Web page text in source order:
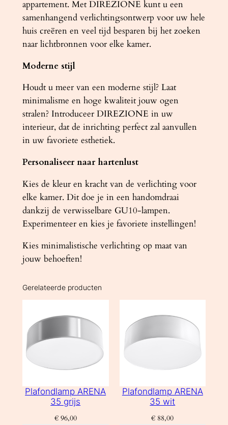
appartement. Met DIREZIONE kunt u een
samenhangend verlichtingsontwerp voor uw hele
huis creëren en veel tijd besparen bij het zoeken
naar lichtbronnen voor elke kamer.
Moderne stijl
Houdt u meer van een moderne stijl? Laat
minimalisme en hoge kwaliteit jouw ogen
stralen? Introduceer DIREZIONE in uw
interieur, dat de inrichting perfect zal aanvullen
in uw favoriete esthetiek.
Personaliseer naar hartenlust
Kies de kleur en kracht van de verlichting voor
elke kamer. Dit doe je in een handomdraai
dankzij de verwisselbare GU10-lampen.
Experimenteer en kies je favoriete instellingen!
Kies minimalistische verlichting op maat van
jouw behoeften!
Gerelateerde producten
Plafondlamp ARENA
35 grijs
€96,00
Plafondlamp ARENA
35 wit
€ 88,00